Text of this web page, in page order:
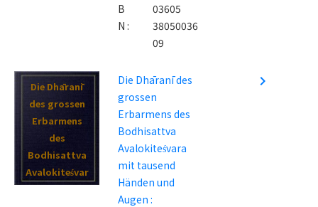
B
N :
03605
38050036
09
Die Dhāranī
des grossen
Erbarmens
des
Bodhisattva
Avalokiteśvar
a mit tausend
Die Dhāranī des
grossen
Erbarmens des
Bodhisattva
Avalokiteśvara
mit tausend
Händen und
Augen :
navigate_next